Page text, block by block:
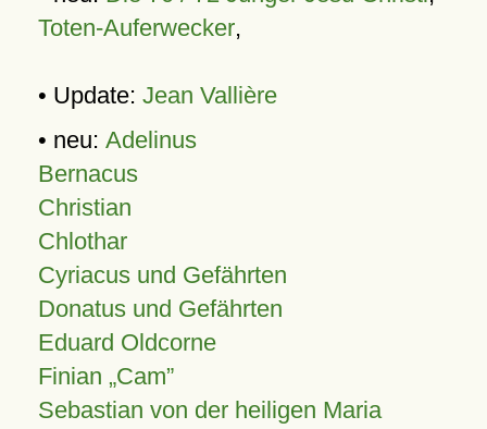
Toten-Auferwecker,
• Update: Jean Vallière
• neu: Adelinus
Bernacus
Christian
Chlothar
Cyriacus und Gefährten
Donatus und Gefährten
Eduard Oldcorne
Finian Cam
Sebastian von der heiligen Maria